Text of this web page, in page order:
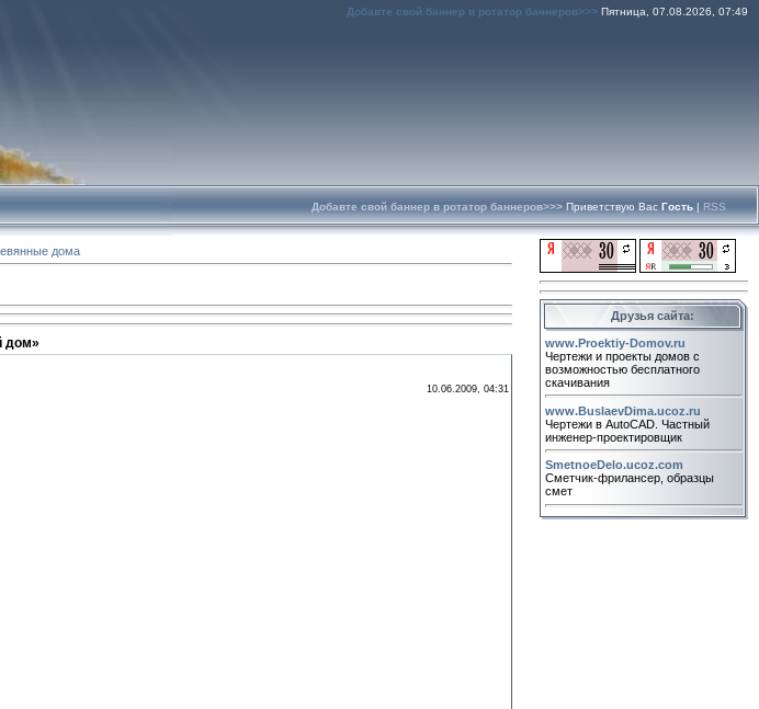
Добавте свой баннер в ротатор баннеров>>> Пятница, 07.08.2026, 07:49
Добавте свой баннер в ротатор баннеров>>> Приветствую Вас Гость | RSS
дома
дом»
10.06.2009, 04:31
Друзья сайта:
www.Proektiy-Domov.ru
Чертежи и проекты домов с
возможностью бесплатного
скачивания
www.BuslaevDima.ucoz.ru
Чертежи в AutoCAD. Частный
инженер-проектировщик
SmetnoeDelo.ucoz.com
Сметчик-фрилансер, образцы
смет